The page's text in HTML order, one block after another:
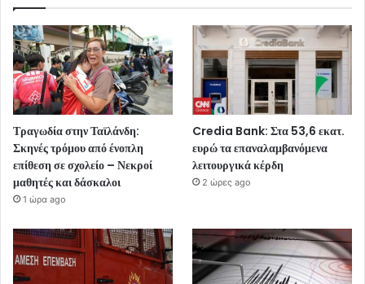
Τραγωδία στην Ταϊλάνδη:
Σκηνές τρόμου από ένοπλη
επίθεση σε σχολείο – Νεκροί
μαθητές και δάσκαλοι
1 ώρα ago
Credia Bank: Στα 53,6 εκατ.
ευρώ τα επαναλαμβανόμενα
λειτουργικά κέρδη
2 ώρες ago